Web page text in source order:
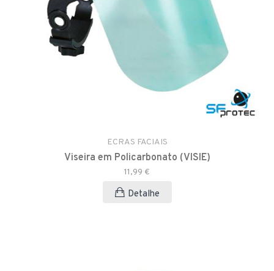
ECRAS FACIAIS
Viseira em Policarbonato (VISIE)
11,99 €
Detalhe